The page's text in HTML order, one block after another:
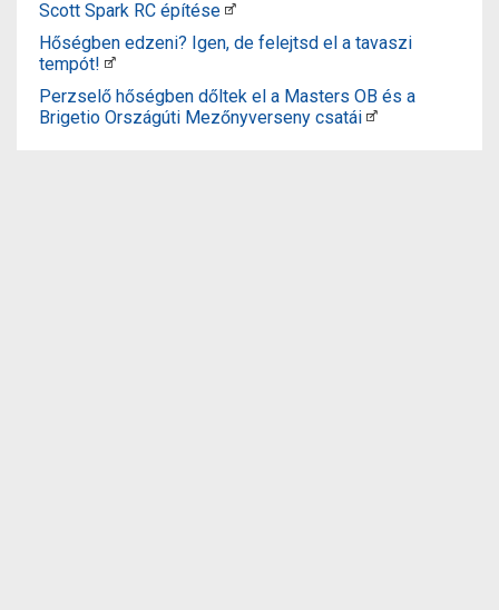
Scott Spark RC építése
Hőségben edzeni? Igen, de felejtsd el a tavaszi
tempót!
Perzselő hőségben dőltek el a Masters OB és a
Brigetio Országúti Mezőnyverseny csatái